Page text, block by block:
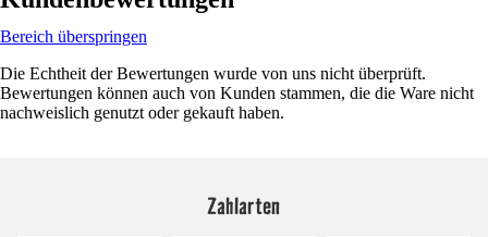
Bereich überspringen
Die Echtheit der Bewertungen wurde von uns nicht überprüft.
Bewertungen können auch von Kunden stammen, die die Ware nicht
nachweislich genutzt oder gekauft haben.
Zahlarten